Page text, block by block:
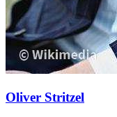
Oliver Stritzel